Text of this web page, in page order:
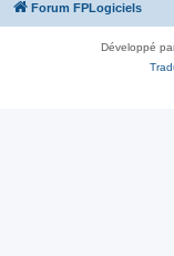
Forum FPLogiciels
Développé